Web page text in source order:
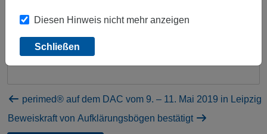
genauen Prozentzahlen angegeben noch anhand der
umschrieben werden (Az.: 8 U 219/16).
erfahren-.>
perimed® auf dem DAC vom 9. – 11. Mai 2019 in Leipzig
Beweiskraft von Aufklärungsbögen bestätigt
Diesen Hinweis nicht mehr anzeigen
Schließen